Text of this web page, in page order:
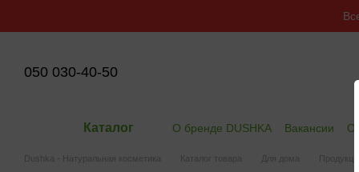
050 030-40-50
Каталог О бренде DUSHKA Вакансии
Dushka - Натуральная косметика Каталог товара Для дома